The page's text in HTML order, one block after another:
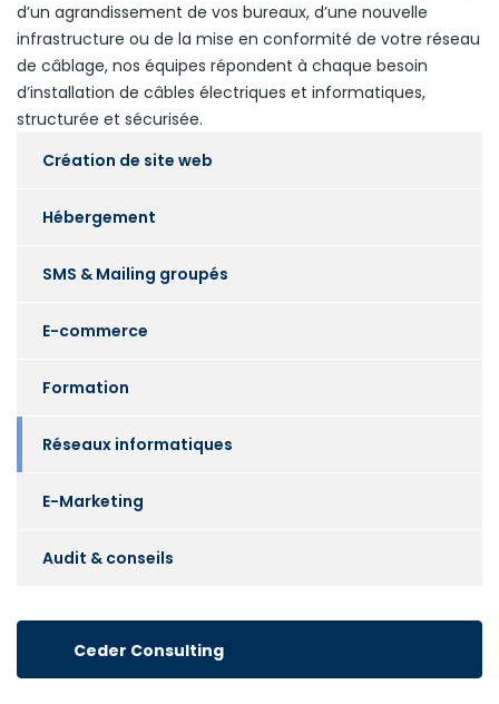
d’un agrandissement de vos bureaux, d’une nouvelle
infrastructure ou de la mise en conformité de votre réseau
de câblage, nos équipes répondent à chaque besoin
d’installation de câbles électriques et informatiques,
structurée et sécurisée.
Création de site web
Hébergement
SMS & Mailing groupés
E-commerce
Formation
Réseaux informatiques
E-Marketing
Audit & conseils
Ceder Consulting